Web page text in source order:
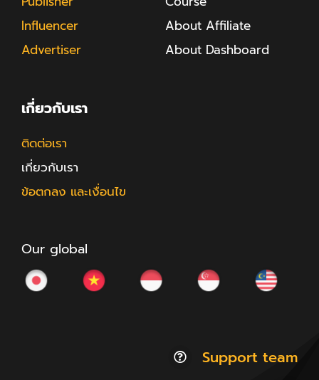
Influencer
Advertiser
About Affiliate
About Dashboard
เกี่ยวกับเรา
ติดต่อเรา
เกี่ยวกับเรา
ข้อตกลง และเงื่อนไข
Our global
Support team